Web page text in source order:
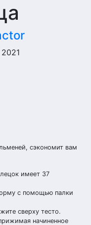
сэкономит вам
имеет 37
с помощью палки
сверху тесто.
начиненное